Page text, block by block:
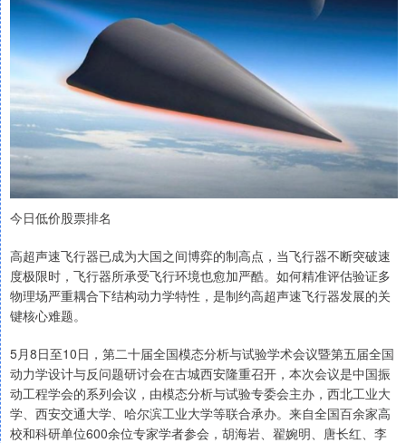
今日低价股票排名
高超声速飞行器已成为大国之间博弈的制高点，当飞行器不断突破速
度极限时，飞行器所承受飞行环境也愈加严酷。如何精准评估验证多
物理场严重耦合下结构动力学特性，是制约高超声速飞行器发展的关
键核心难题。
5月8日至10日，第二十届全国模态分析与试验学术会议暨第五届全国
动力学设计与反问题研讨会在古城西安隆重召开，本次会议是中国振
动工程学会的系列会议，由模态分析与试验专委会主办，西北工业大
学、西安交通大学、哈尔滨工业大学等联合承办。来自全国百余家高
校和科研单位600余位专家学者参会，胡海岩、翟婉明、唐长红、李